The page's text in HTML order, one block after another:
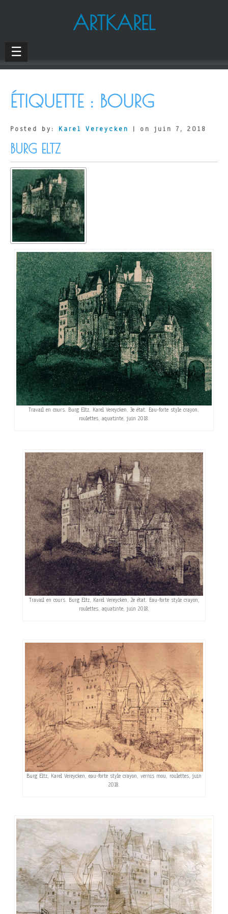
ARTKAREL
☰
ÉTIQUETTE : BOURG
Posted by: Karel Vereycken | on juin 7, 2018
BURG ELTZ
Travail en cours. Burg Eltz, Karel Vereycken, 3e état. Eau-forte style crayon,
roulettes, aquatinte, juin 2018.
Travail en cours. Burg Eltz, Karel Vereycken, 2e état. Eau-forte style crayon,
roulettes, aquatinte, juin 2018.
Burg Eltz, Karel Vereycken, eau-forte style crayon, vernis mou, roulettes, juin
2018.